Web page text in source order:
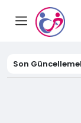
Son